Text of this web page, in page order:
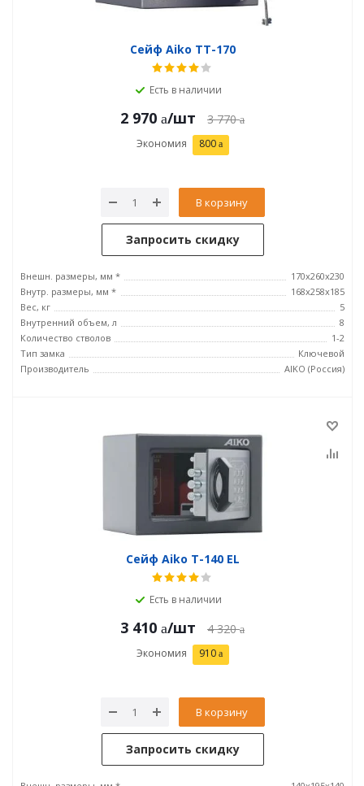
Сейф Aiko ТТ-170
Есть в наличии
2 970 /шт 3 770
Экономия 800
В корзину
Запросить скидку
Внешн. размеры, мм *
170x260x230
Внутр. размеры, мм *
168x258x185
Вес, кг
5
Внутренний объем, л
8
Количество стволов
1-2
Тип замка
Ключевой
Производитель
AIKO (Россия)
Сейф Aiko T-140 EL
Есть в наличии
3 410 /шт 4 320
Экономия 910
В корзину
Запросить скидку